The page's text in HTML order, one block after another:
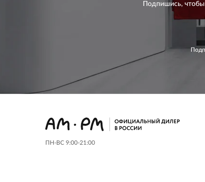
Подпишись,
ПН-ВС 9:00-21:00